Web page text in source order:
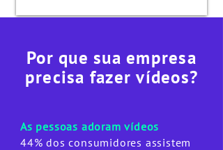
Por que sua empresa
precisa fazer vídeos?
As pessoas adoram vídeos
44% dos consumidores assistem